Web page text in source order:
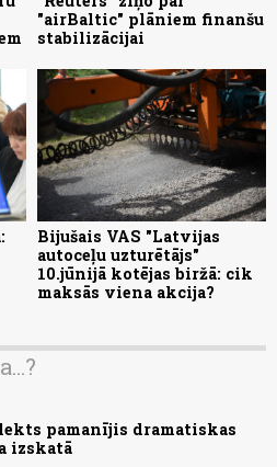
"airBaltic" plāniem finanšu
stabilizācijai
Bijušais VAS "Latvijas
autoceļu uzturētājs"
10.jūnijā kotējas biržā: cik
maksās viena akcija?
pamanījis dramatiskas
izskatā